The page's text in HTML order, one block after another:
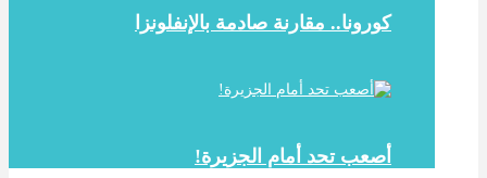
كورونا.. مقارنة صادمة بالإنفلونزا
أصعب تحد أمام الجزيرة!